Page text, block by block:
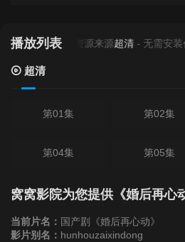
播放列表当前资源来源超清- 无需安装任
超清
第01集 第02集
第04集 第05集
第07集 第08集
第10集
窝窝影院为您提供《婚后再心
当前片名： 国产剧《婚后再心动》
影片别名： hunhouzaixindong